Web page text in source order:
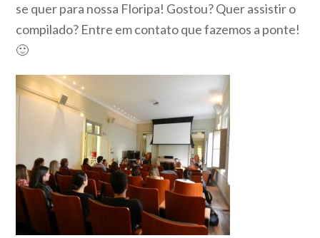
se quer para nossa Floripa! Gostou? Quer assistir o
compilado? Entre em contato que fazemos a ponte!
🙂